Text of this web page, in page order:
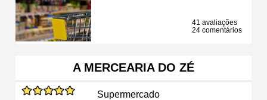
41 avaliações
24 comentários
A MERCEARIA DO ZÉ
Supermercado